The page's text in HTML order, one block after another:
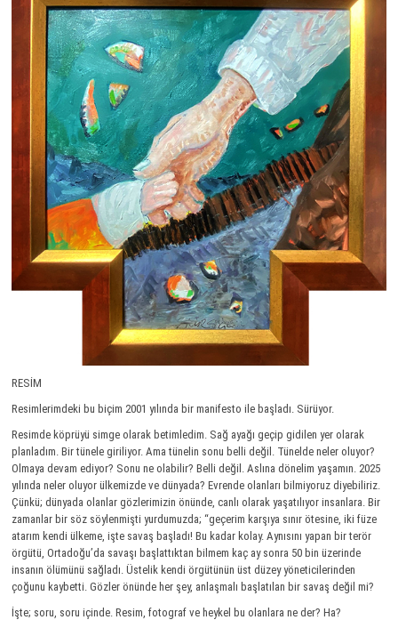
RESİM
Resimlerimdeki bu biçim 2001 yılında bir manifesto ile başladı. Sürüyor.
Resimde köprüyü simge olarak betimledim. Sağ ayağı geçip gidilen yer olarak
planladım. Bir tünele giriliyor. Ama tünelin sonu belli değil. Tünelde neler oluyor?
Olmaya devam ediyor? Sonu ne olabilir? Belli değil. Aslına dönelim yaşamın. 2025
yılında neler oluyor ülkemizde ve dünyada? Evrende olanları bilmiyoruz diyebiliriz.
Çünkü; dünyada olanlar gözlerimizin önünde, canlı olarak yaşatılıyor insanlara. Bir
zamanlar bir söz söylenmişti yurdumuzda; “geçerim karşıya sınır ötesine, iki füze
atarım kendi ülkeme, işte savaş başladı! Bu kadar kolay. Aynısını yapan bir terör
örgütü, Ortadoğu’da savaşı başlattıktan bilmem kaç ay sonra 50 bin üzerinde
insanın ölümünü sağladı. Üstelik kendi örgütünün üst düzey yöneticilerinden
çoğunu kaybetti. Gözler önünde her şey, anlaşmalı başlatılan bir savaş değil mi?
İşte; soru, soru içinde. Resim, fotograf ve heykel bu olanlara ne der? Ha?